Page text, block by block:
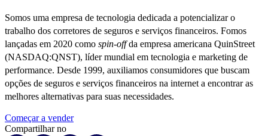
Somos uma empresa de tecnologia dedicada a potencializar o
trabalho dos corretores de seguros e serviços financeiros. Fomos
lançadas em 2020 como spin-offda empresa americana QuinStreet
(NASDAQ:QNST), líder mundial em tecnologia e marketing de
performance. Desde 1999, auxiliamos consumidores que buscam
opções de seguros e serviços financeiros na internet a encontrar as
melhores alternativas para suas necessidades.
Começar a vender
Compartilhar no